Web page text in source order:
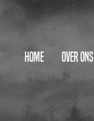
Home Over ons